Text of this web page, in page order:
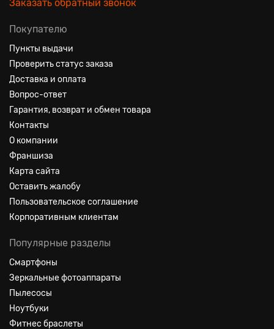
Заказать обратный звонок
Покупателю
Пункты выдачи
Проверить статус заказа
Доставка и оплата
Вопрос-ответ
Гарантия, возврат и обмен товара
Контакты
О компании
Франшиза
Карта сайта
Оставить жалобу
Пользовательское соглашение
Корпоративным клиентам
Популярные разделы
Смартфоны
Зеркальные фотоаппараты
Пылесосы
Ноутбуки
Фитнес браслеты